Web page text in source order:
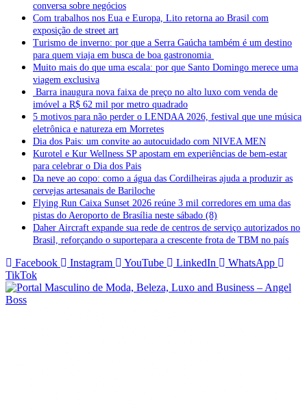
conversa sobre negócios
Com trabalhos nos Eua e Europa, Lito retorna ao Brasil com
exposição de street art
Turismo de inverno: por que a Serra Gaúcha também é um destino
para quem viaja em busca de boa gastronomia
Muito mais do que uma escala: por que Santo Domingo merece uma
viagem exclusiva
Barra inaugura nova faixa de preço no alto luxo com venda de
imóvel a R$ 62 mil por metro quadrado
5 motivos para não perder o LENDAA 2026, festival que une música
eletrônica e natureza em Morretes
Dia dos Pais: um convite ao autocuidado com NIVEA MEN
Kurotel e Kur Wellness SP apostam em experiências de bem-estar
para celebrar o Dia dos Pais
Da neve ao copo: como a água das Cordilheiras ajuda a produzir as
cervejas artesanais de Bariloche
Flying Run Caixa Sunset 2026 reúne 3 mil corredores em uma das
pistas do Aeroporto de Brasília neste sábado (8)
Daher Aircraft expande sua rede de centros de serviço autorizados no
Brasil, reforçando o suportepara a crescente frota de TBM no país
Facebook Instagram YouTube LinkedIn
WhatsApp
TikTok